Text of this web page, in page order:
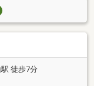
徒歩7分